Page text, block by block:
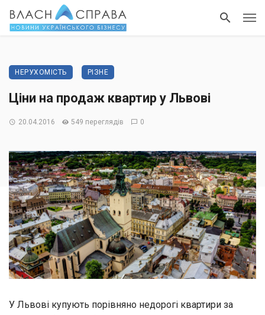
НЕРУХОМІСТЬ РІЗНЕ
Ціни на продаж квартир у Львові
20.04.2016 549 переглядів 0
У Львові купують порівняно недорогі квартири за